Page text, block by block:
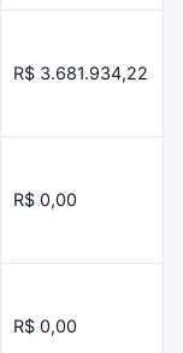
R$ 3.681.934,22
R$ 0,00
R$ 0,00